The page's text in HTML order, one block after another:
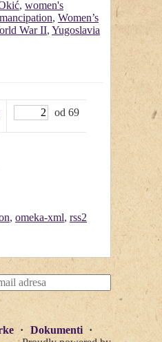
, women's
, Women’s
War II, Yugoslavia
od 69
, omeka-xml, rss2
Dokumenti